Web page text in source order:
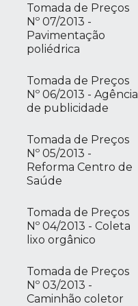
Tomada de Preços
Nº 07/2013 -
Pavimentação
poliédrica
Tomada de Preços
Nº 06/2013 - Agência
de publicidade
Tomada de Preços
Nº 05/2013 -
Reforma Centro de
Saúde
Tomada de Preços
Nº 04/2013 - Coleta
lixo orgânico
Tomada de Preços
Nº 03/2013 -
Caminhão coletor